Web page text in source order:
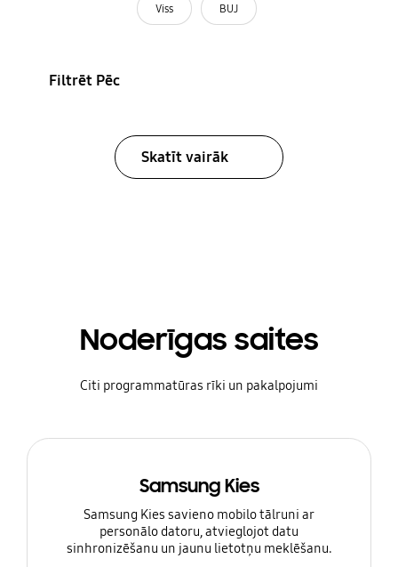
Viss BUJ
Filtrēt Pēc
Skatīt vairāk
Noderīgas saites
Citi programmatūras rīki un pakalpojumi
Samsung Kies
Samsung Kies savieno mobilo tālruni ar
personālo datoru, atvieglojot datu
sinhronizēšanu un jaunu lietotņu meklēšanu.